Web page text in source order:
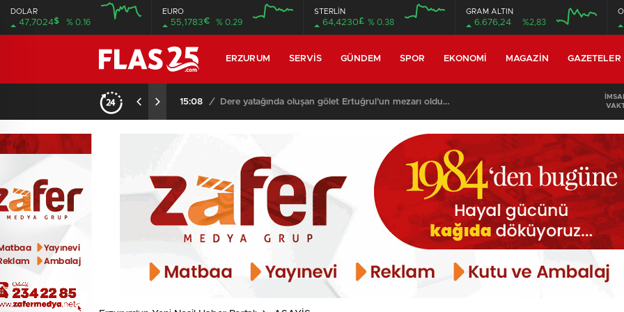
DOLAR
47,7024$ % 0.16
EURO
55,1783€ % 0.29
STERLİN
64,4230£ % 0.38
GRAM ALTIN
6.676,24 %2,83
ERZURUM SERVIS GÜNDEM SPOR EKONOMI MAGAZIN GAZETELER
15:08 / Dere yatağında oluşan gölet Ertuğrul’un mezarı oldu…